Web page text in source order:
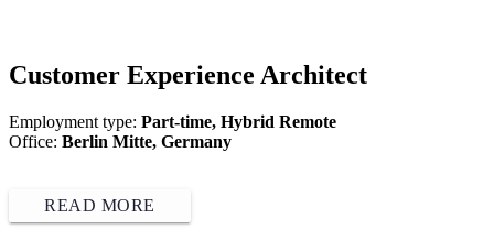
Customer Experience Architect
Employment type: Part-time, Hybrid Remote
Office: Berlin Mitte, Germany
READ MORE